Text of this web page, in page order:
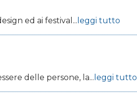
ed ai festival... leggi tutto
delle persone, la... leggi tutto